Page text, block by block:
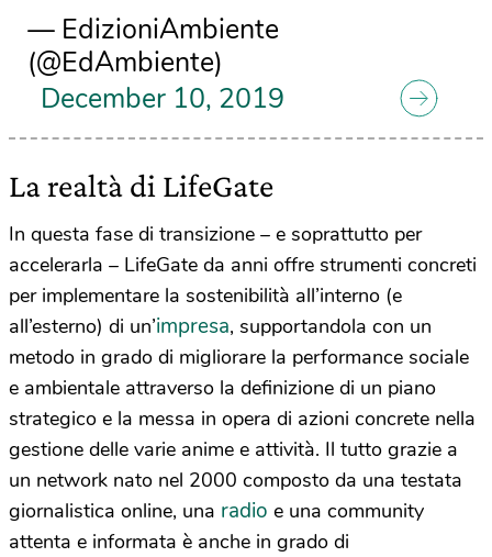
— EdizioniAmbiente
(@EdAmbiente)
December 10, 2019
La realtà di LifeGate
In questa fase di transizione – e soprattutto per
accelerarla – LifeGate da anni offre strumenti concreti
per implementare la sostenibilità all’interno (e
all’esterno) di un’impresa, supportandola con un
metodo in grado di migliorare la performance sociale
e ambientale attraverso la definizione di un piano
strategico e la messa in opera di azioni concrete nella
gestione delle varie anime e attività. Il tutto grazie a
un network nato nel 2000 composto da una testata
giornalistica online, una radio e una community
attenta e informata è anche in grado di